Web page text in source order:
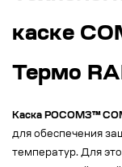
каске
Термо
Каска РОСОМЗ™
для обеспечения
температур. Для